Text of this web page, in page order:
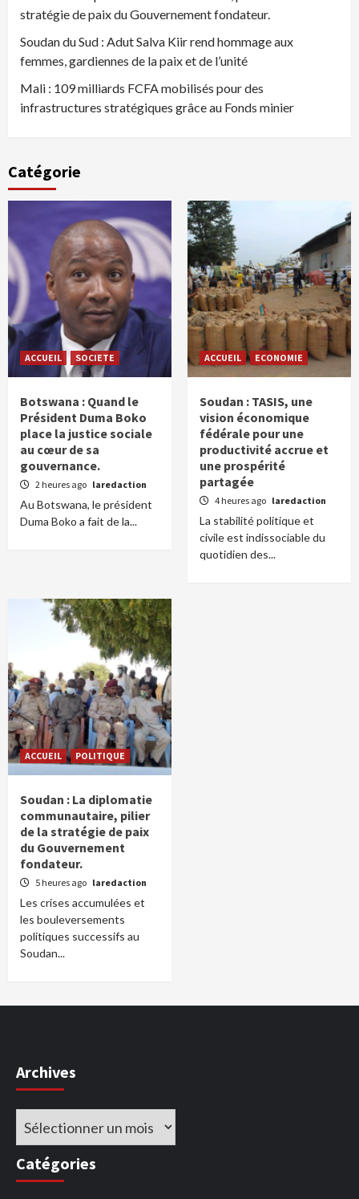
stratégie de paix du Gouvernement fondateur.
Soudan du Sud : Adut Salva Kiir rend hommage aux
femmes, gardiennes de la paix et de l’unité
Mali : 109 milliards FCFA mobilisés pour des
infrastructures stratégiques grâce au Fonds minier
Catégorie
ACCUEIL SOCIETE
Botswana : Quand le
Président Duma Boko
place la justice sociale
au cœur de sa
gouvernance.
2 heures ago laredaction
Au Botswana, le président
Duma Boko a fait de la...
ACCUEIL ECONOMIE
Soudan : TASIS, une
vision économique
fédérale pour une
productivité accrue et
une prospérité
partagée
4 heures ago laredaction
La stabilité politique et
civile est indissociable du
quotidien des...
ACCUEIL POLITIQUE
Soudan : La diplomatie
communautaire, pilier
de la stratégie de paix
du Gouvernement
fondateur.
5 heures ago laredaction
Les crises accumulées et
les bouleversements
politiques successifs au
Soudan...
Archives
Archives
Catégories